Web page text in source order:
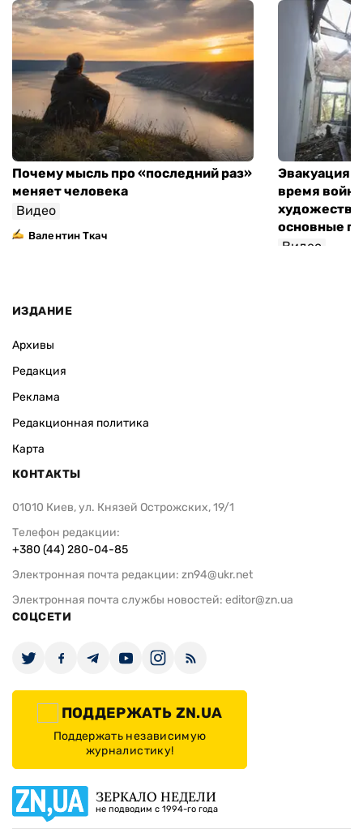
Почему мысль про «последний раз»
меняет человека
Видео
Валентин Ткач
Эвакуация
время
основные
Видео
ИЗДАНИЕ
Архивы
Редакция
Реклама
Редакционная политика
Карта
КОНТАКТЫ
01010 Киев, ул. Князей Острожских, 19/1
Телефон редакции:
+380 (44) 280-04-85
Электронная почта редакции: zn94@ukr.net
Электронная почта службы новостей: editor@zn.ua
СОЦСЕТИ
ПОДДЕРЖАТЬ ZN.UA
Поддержать независимую
журналистику!
ЗЕРКАЛО НЕДЕЛИ
не подводим с 1994-го года